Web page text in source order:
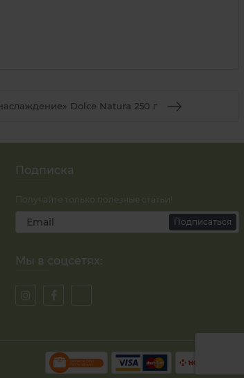
Dolce Natura 250 г
Подписка
Получайте только полезные статьи!
Подписаться
Мы в соцсетях: